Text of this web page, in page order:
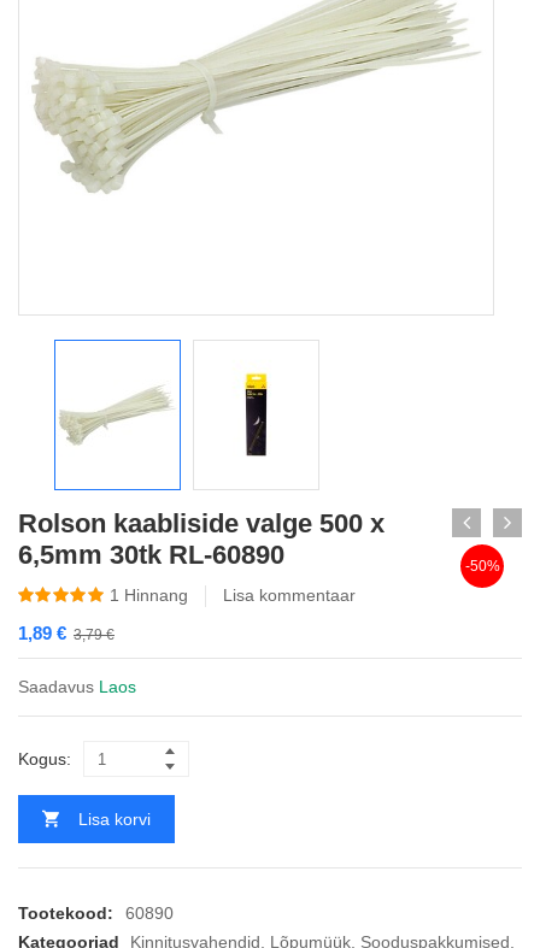
Rolson kaabliside valge 500 x
6,5mm 30tk RL-60890
1 Hinnang Lisa kommentaar
3,79€
1,89 €
-50%
Saadavus Laos
Kogus:
Lisa korvi
Tootekood:
60890
Kategooriad
Kinnitusvahendid Lõpumüük Sooduspakkumised